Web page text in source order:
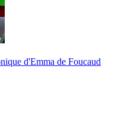
d'Emma de Foucaud